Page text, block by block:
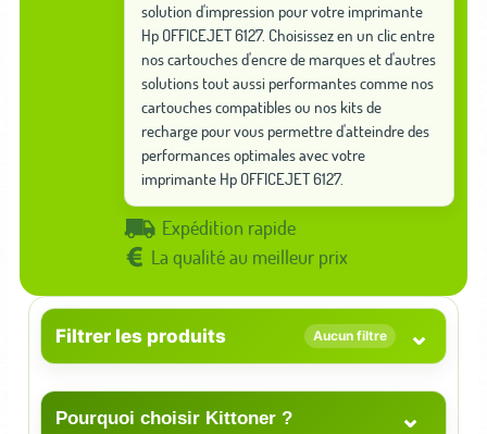
solution d'impression pour votre imprimante
Hp OFFICEJET 6127. Choisissez en un clic entre
nos cartouches d'encre de marques et d'autres
solutions tout aussi performantes comme nos
cartouches compatibles ou nos kits de
recharge pour vous permettre d'atteindre des
performances optimales avec votre
imprimante Hp OFFICEJET 6127.
Expédition rapide
La qualité au meilleur prix
Filtrer les produits Aucun filtre ⌄
Pourquoi choisir Kittoner ? ⌄